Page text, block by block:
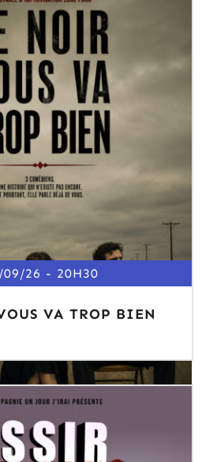
09/26 20H30
VA TROP BIEN